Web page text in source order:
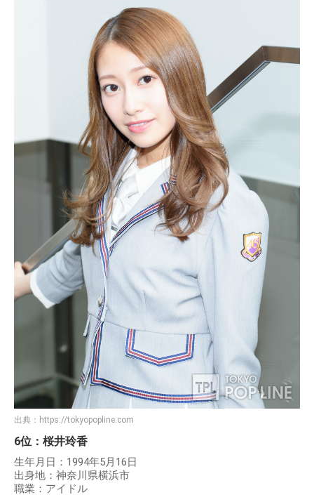
出典： https://tokyopopline.com
6位：桜井玲香
生年月日：1994年5月16日
出身地：神奈川県横浜市
職業：アイドル